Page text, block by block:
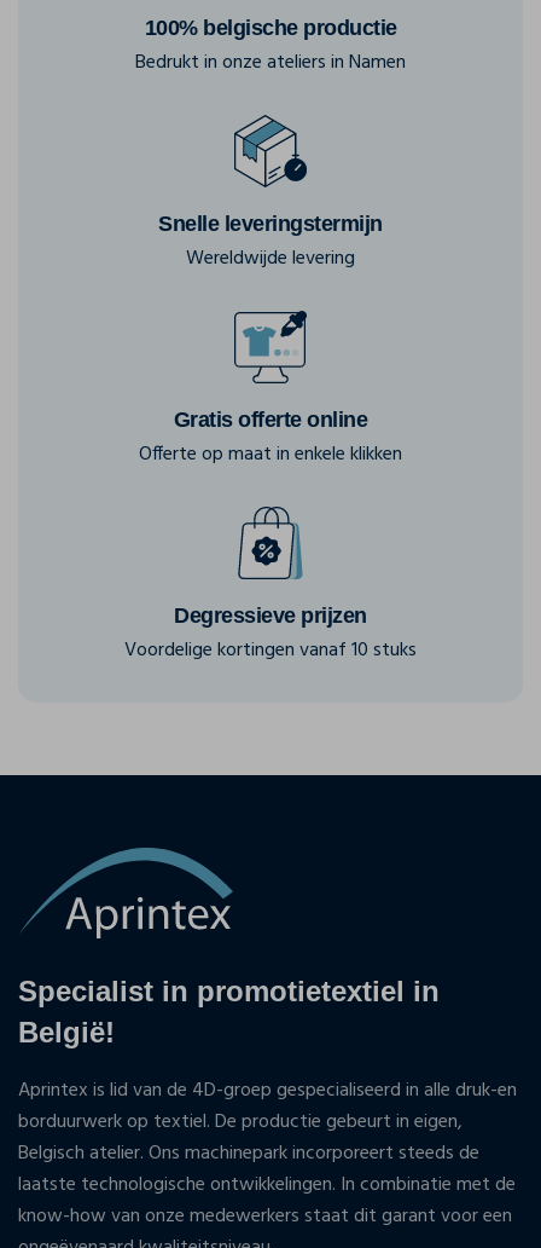
100% belgische productie
Bedrukt in onze ateliers in Namen
Snelle leveringstermijn
Wereldwijde levering
Gratis offerte online
Offerte op maat in enkele klikken
Degressieve prijzen
Voordelige kortingen vanaf 10 stuks
Specialist in promotietextiel in
België!
Aprintex is lid van de 4D-groep gespecialiseerd in alle druk-en
borduurwerk op textiel. De productie gebeurt in eigen,
Belgisch atelier. Ons machinepark incorporeert steeds de
laatste technologische ontwikkelingen. In combinatie met de
know-how van onze medewerkers staat dit garant voor een